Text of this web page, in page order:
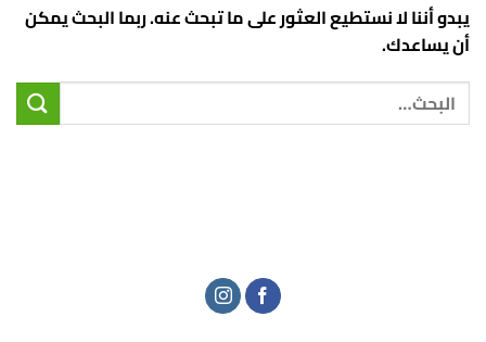
يبدو أننا لا نستطيع العثور على ما تبحث عنه. ربما البحث يمكن
أن يساعدك.